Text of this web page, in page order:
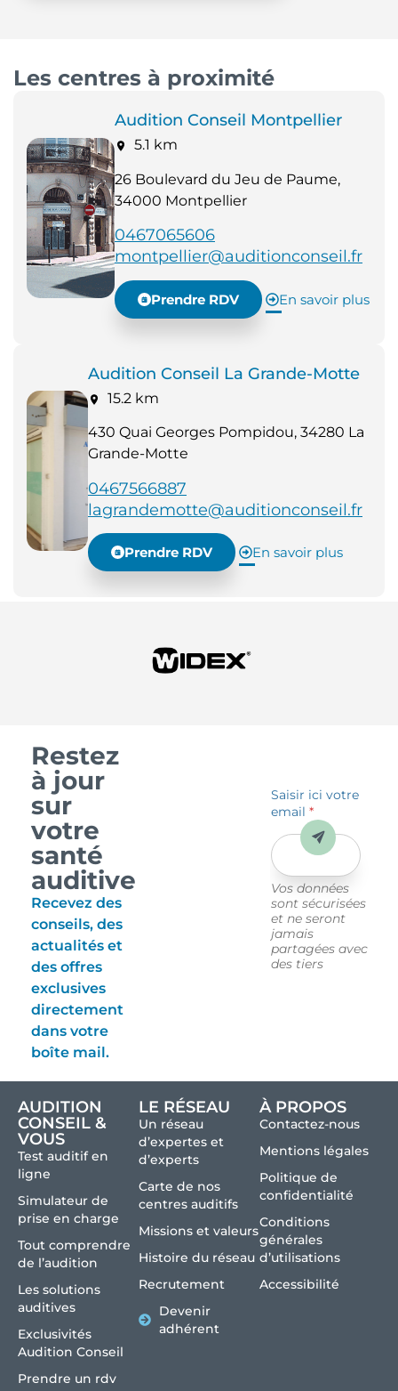
Les centres à proximité
Audition Conseil Montpellier
5.1 km
26 Boulevard du Jeu de Paume,
34000 Montpellier
0467065606
montpellier@auditionconseil.fr
Prendre RDV En savoir plus
Audition Conseil La Grande-Motte
15.2 km
430 Quai Georges Pompidou, 34280 La
Grande-Motte
0467566887
lagrandemotte@auditionconseil.fr
Prendre RDV En savoir plus
Restez
à jour
sur
votre
santé
auditive
Recevez des
conseils, des
actualités et
des offres
exclusives
directement
dans votre
boîte mail.
Saisir ici votre
email*
Vos données
sont sécurisées
et ne seront
jamais
partagées avec
des tiers
Envoyer
AUDITION
CONSEIL &
VOUS
Test auditif en
ligne
Simulateur de
prise en charge
Tout comprendre
de l’audition
Les solutions
auditives
Exclusivités
Audition Conseil
Prendre un rdv
LE RÉSEAU
Un réseau
d’expertes et
d’experts
Carte de nos
centres auditifs
Missions et valeurs
Histoire du réseau
Recrutement
Devenir
adhérent
À PROPOS
Contactez-nous
Mentions légales
Politique de
confidentialité
Conditions
générales
d’utilisations
Accessibilité